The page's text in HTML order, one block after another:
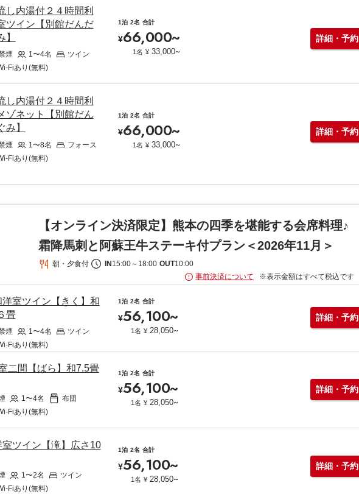
し内湯付２４時間利
イン【別館だんだ
】
煙 1〜4名
ツイン
Fiあり(無料)
1泊 2名 合計
¥66,000~
1名 ¥ 33,000~
詳細・予約
し内湯付２４時間利
ネット【別館だん
み】
煙 1〜8名
フォース
Fiあり(無料)
1泊 2名 合計
¥66,000~
1名 ¥ 33,000~
詳細・予約
【オンライン決済限定】熊本の四季を堪能する会席料理♪
霜降馬刺と阿蘇王牛ステーキ付プラン＜2026年11月＞
朝・夕食付 IN15:00～ 18:00 OUT10:00
事前決済について ※表示金額はすべて税込です
室ツイン【きく】和
畳
煙 1〜4名
ツイン
Fiあり(無料)
1泊 2名 合計
¥56,100~
1名 ¥ 28,050~
詳細・予約
二間【ばら】和7.5畳
1〜4名
布団
Fiあり(無料)
1泊 2名 合計
¥56,100~
1名 ¥ 28,050~
詳細・予約
ツイン【滝】広さ10
1〜2名
ツイン
Fiあり(無料)
1泊 2名 合計
¥56,100~
1名 ¥ 28,050~
詳細・予約